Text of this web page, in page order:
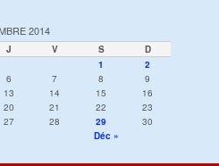
2014
J V S
D
1
2
6 7 8
9
13 14 15
16
20 21 22
23
27 28 29
30
Déc »